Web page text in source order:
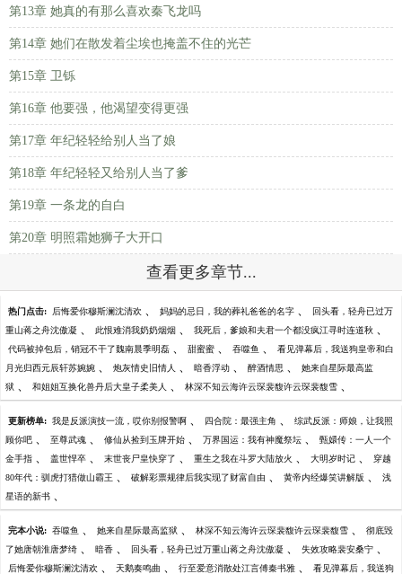
第13章 她真的有那么喜欢秦飞龙吗
第14章 她们在散发着尘埃也掩盖不住的光芒
第15章 卫铄
第16章 他要强，他渴望变得更强
第17章 年纪轻轻给别人当了娘
第18章 年纪轻轻又给别人当了爹
第19章 一条龙的自白
第20章 明照霜她狮子大开口
查看更多章节...
热门点击: 后悔爱你穆斯澜沈清欢 、 妈妈的忌日，我的葬礼爸爸的名字 、 回头看，轻舟已过万
重山蒋之舟沈傲凝 、 此恨难消我奶奶烟烟 、 我死后，爹娘和夫君一个都没疯江寻时连道秋 、
代码被掉包后，销冠不干了魏南晨季明磊 、 甜蜜蜜 、 吞噬鱼 、 看见弹幕后，我送狗皇帝和白
月光归西元辰轩苏婉婉 、 炮灰情史旧情人 、 暗香浮动 、 醉酒情思 、 她来自星际最高监
狱 、 和姐姐互换化兽丹后大皇子柔美人 、 林深不知云海许云琛裴馥许云琛裴馥雪 、
更新榜单: 我是反派演技一流，哎你别报警啊 、 四合院：最强主角 、 综武反派：师娘，让我照
顾你吧 、 至尊武魂 、 修仙从捡到玉牌开始 、 万界国运：我有神魔祭坛 、 甄嬛传：一人一个
金手指 、 盖世悍卒 、 末世丧尸皇快穿了 、 重生之我在斗罗大陆放火 、 大明岁时记 、 穿越
80年代：驯虎打猎做山霸王 、 破解彩票规律后我实现了财富自由 、 黄帝内经爆笑讲解版 、 浅
星语的新书 、
完本小说: 吞噬鱼 、 她来自星际最高监狱 、 林深不知云海许云琛裴馥许云琛裴馥雪 、 彻底毁
了她唐朝淮唐梦绮 、 暗香 、 回头看，轻舟已过万重山蒋之舟沈傲凝 、 失效攻略裴安桑宁 、
后悔爱你穆斯澜沈清欢 、 天鹅奏鸣曲 、 行至爱意消散处江言傅秦书雅 、 看见弹幕后，我送狗